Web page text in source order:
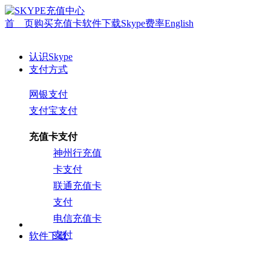
首 页购买充值卡软件下载Skype费率English
认识Skype
支付方式
网银支付
支付宝支付
充值卡支付
神州行充值
卡支付
联通充值卡
支付
电信充值卡
支付
软件下载